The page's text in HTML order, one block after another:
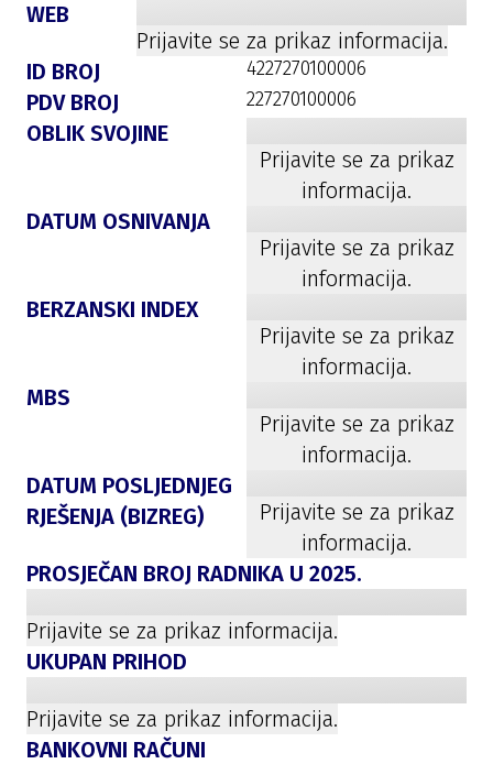
WEB
Prijavite se za prikaz informacija.
ID BROJ
4227270100006
PDV BROJ 227270100006
OBLIK SVOJINE
Prijavite se za prikaz
informacija.
DATUM OSNIVANJA
Prijavite se za prikaz
informacija.
BERZANSKI INDEX
Prijavite se za prikaz
informacija.
MBS
Prijavite se za prikaz
informacija.
DATUM POSLJEDNJEG
RJEŠENJA (BIZREG)
Prijavite se za prikaz
informacija.
PROSJEČAN BROJ RADNIKA U 2025.
Prijavite se za prikaz informacija.
UKUPAN PRIHOD
Prijavite se za prikaz informacija.
BANKOVNI RAČUNI